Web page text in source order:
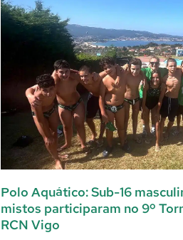
Polo Aquático: Sub-16
mistos participaram no 9º
RCN Vigo